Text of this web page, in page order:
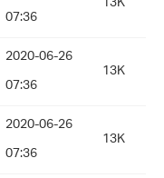
07:36
2020-06-26
07:36
13K
2020-06-26
07:36
13K